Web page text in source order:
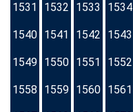
1531 1532 1533 1534
1540 1541 1542 1543
1549 1550 1551 1552
1558 1559 1560 1561